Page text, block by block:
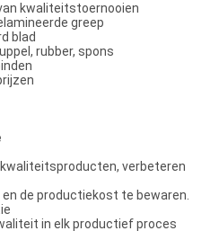
kwaliteitstoernooien
greep
blad
rubber, spons
verbeteren
de productiekost te bewaren.
in elk productief proces